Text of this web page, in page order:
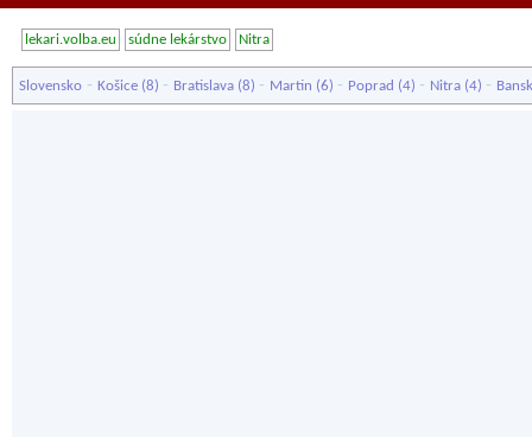
lekari.volba.eu súdne lekárstvo Nitra
Slovensko - Košice (8) - Bratislava (8) - Martin (6) - Poprad (4) - Nitra (4) -